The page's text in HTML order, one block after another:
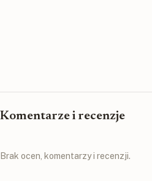
Komentarze i recenzje
Brak ocen, komentarzy i recenzji.